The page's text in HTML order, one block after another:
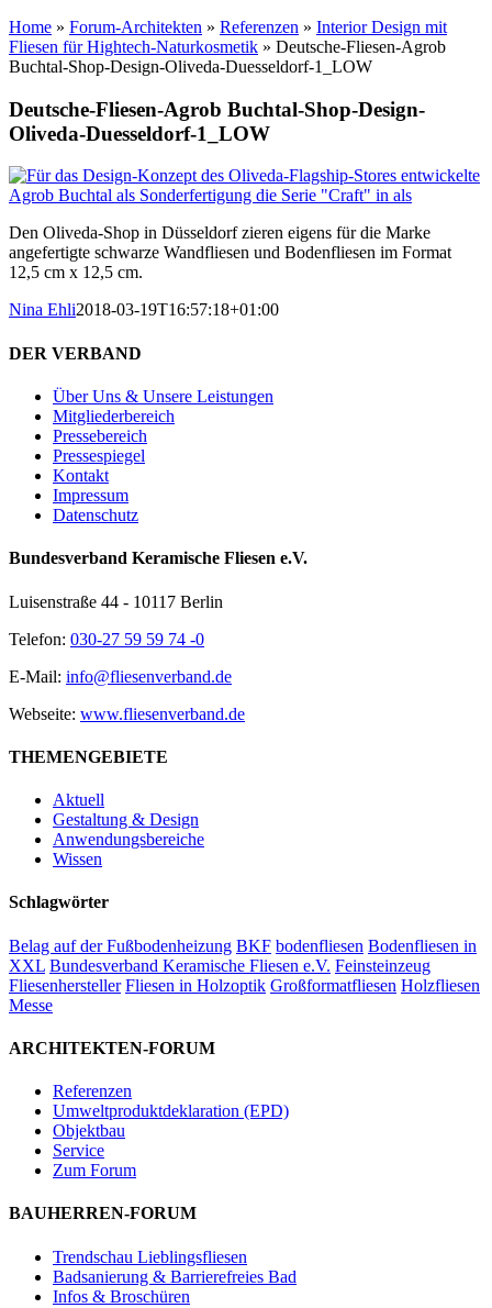
Home » Forum-Architekten » Referenzen » Interior Design mit
Fliesen für Hightech-Naturkosmetik » Deutsche-Fliesen-Agrob
Buchtal-Shop-Design-Oliveda-Duesseldorf-1_LOW
Deutsche-Fliesen-Agrob Buchtal-Shop-Design-
Oliveda-Duesseldorf-1_LOW
Den Oliveda-Shop in Düsseldorf zieren eigens für die Marke
angefertigte schwarze Wandfliesen und Bodenfliesen im Format
12,5 cm x 12,5 cm.
Nina Ehli2018-03-19T16:57:18+01:00
DER VERBAND
Über Uns & Unsere Leistungen
Mitgliederbereich
Pressebereich
Pressespiegel
Kontakt
Impressum
Datenschutz
Bundesverband Keramische Fliesen e.V.
Luisenstraße 44 - 10117 Berlin
Telefon: 030-27 59 59 74 -0
E-Mail: info@fliesenverband.de
Webseite: www.fliesenverband.de
THEMENGEBIETE
Aktuell
Gestaltung & Design
Anwendungsbereiche
Wissen
Schlagwörter
Belag auf der Fußbodenheizung BKF bodenfliesen Bodenfliesen in
XXL Bundesverband Keramische Fliesen e.V. Feinsteinzeug
Fliesenhersteller Fliesen in Holzoptik Großformatfliesen Holzfliesen
Messe
ARCHITEKTEN-FORUM
Referenzen
Umweltproduktdeklaration (EPD)
Objektbau
Service
Zum Forum
BAUHERREN-FORUM
Trendschau Lieblingsfliesen
Badsanierung & Barrierefreies Bad
Infos & Broschüren